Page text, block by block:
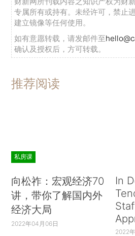
专属所有或持有。未经许可，禁止
建立镜像等任何使用。
如有意愿转载，请发邮件至
确认及授权后，方可转载。
推荐阅读
私房课
向松祚：宏观经济70
讲，带你了解国内外
经济大局
2022年04月06日
In
2022